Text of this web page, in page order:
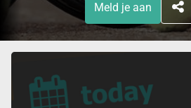
Meld je aan